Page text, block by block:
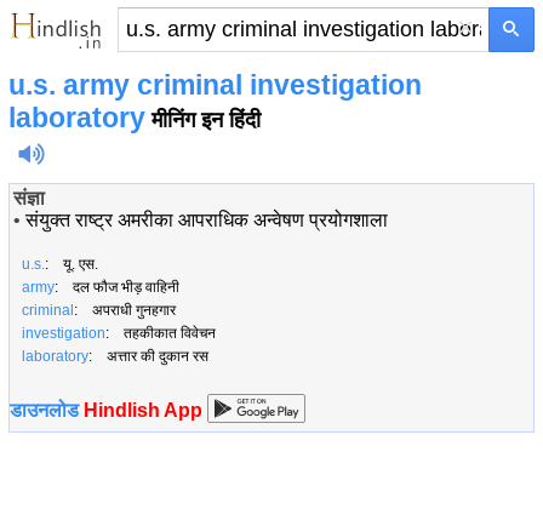
×
u.s. army criminal investigation
laboratory मीनिंग इन हिंदी
संज्ञा
•संयुक्त राष्ट्र अमरीका आपराधिक अन्वेषण प्रयोगशाला
u.s.: यू. एस.
army: दल फौज भीड़ वाहिनी
criminal : अपराधी गुनहगार
investigation: तहकीकात विवेचन
laboratory: अत्तार की दुकान रस
डाउनलोड Hindlish App